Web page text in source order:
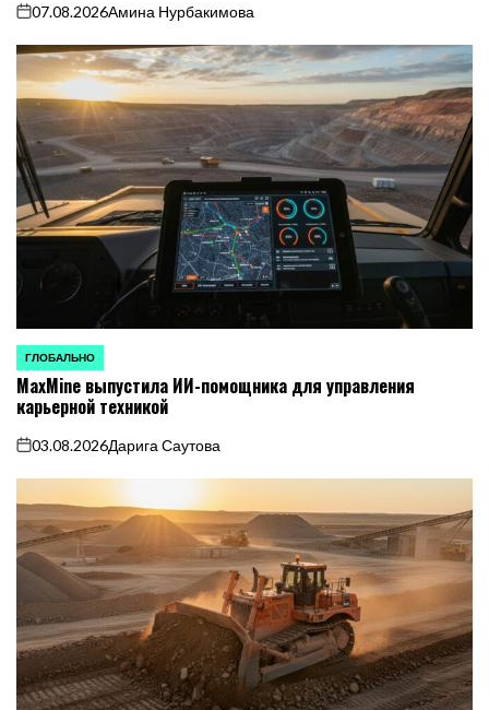
on
07.08.2026Амина Нурбакимова
ОПУБЛИКОВАНО
В
ГЛОБАЛЬНО
MaxMine выпустила ИИ-помощника для управления
карьерной техникой
on
03.08.2026Дарига Саутова